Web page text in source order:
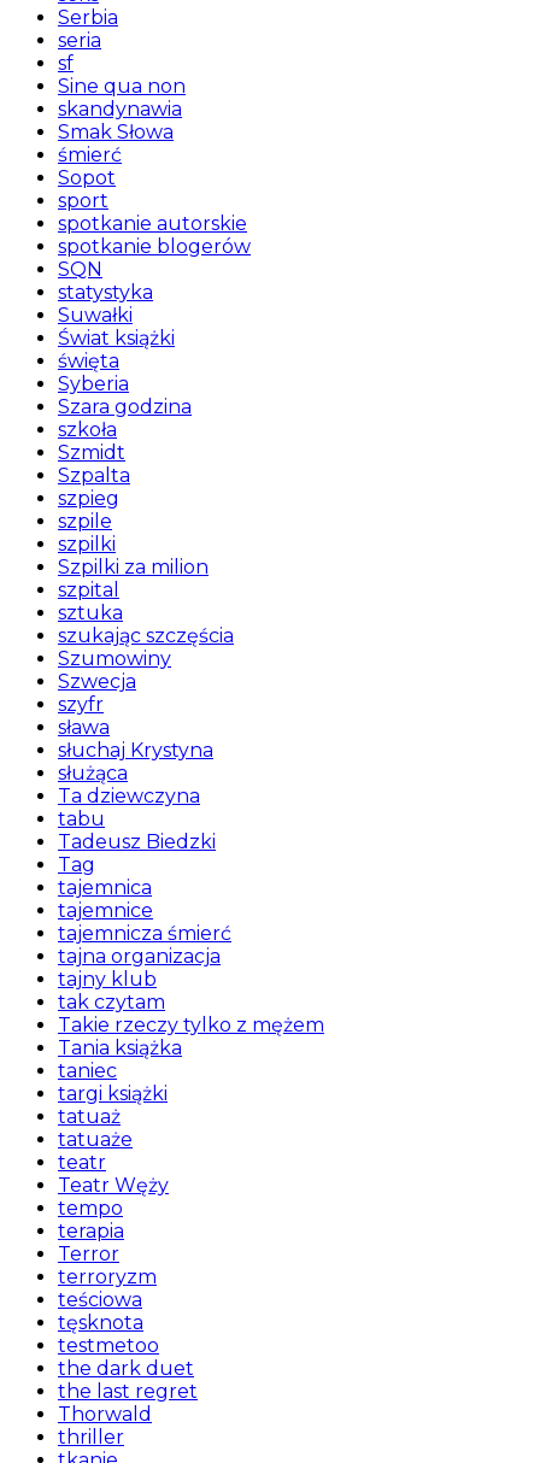
Serbia
seria
sf
Sine qua non
skandynawia
Smak Słowa
śmierć
Sopot
sport
spotkanie autorskie
spotkanie blogerów
SQN
statystyka
Suwałki
Świat książki
święta
Syberia
Szara godzina
szkoła
Szmidt
Szpalta
szpieg
szpile
szpilki
Szpilki za milion
szpital
sztuka
szukając szczęścia
Szumowiny
Szwecja
szyfr
sława
słuchaj Krystyna
służąca
Ta dziewczyna
tabu
Tadeusz Biedzki
Tag
tajemnica
tajemnice
tajemnicza śmierć
tajna organizacja
tajny klub
tak czytam
Takie rzeczy tylko z mężem
Tania książka
taniec
targi książki
tatuaż
tatuaże
teatr
Teatr Węży
tempo
terapia
Terror
terroryzm
teściowa
tęsknota
testmetoo
the dark duet
the last regret
Thorwald
thriller